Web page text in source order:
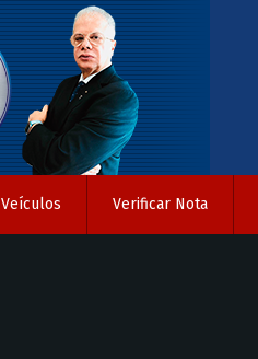
Veículos Verificar Nota